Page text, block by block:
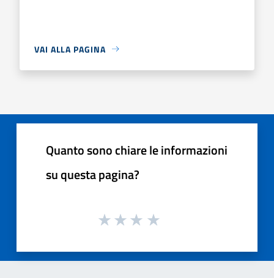
VAI ALLA PAGINA
Quanto sono chiare le informazioni
su questa pagina?